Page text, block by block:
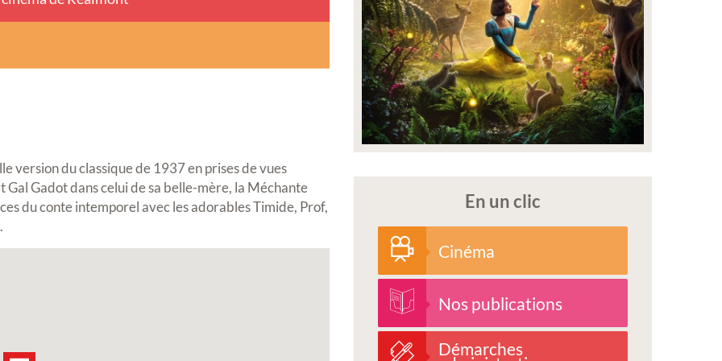
version du classique de 1937 en prises de vues
Gadot dans celui de sa belle-mère, la Méchante
du conte intemporel avec les adorables Timide, Prof,
En un clic
Cinéma
Nos publications
Démarches